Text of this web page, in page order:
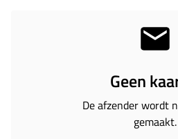
Geen
De afzender wordt
gemaakt.